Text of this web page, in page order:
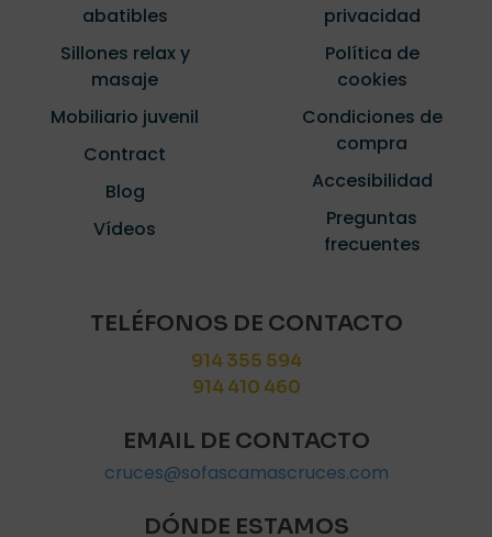
abatibles
Sillones relax y
masaje
Mobiliario juvenil
Contract
Blog
Vídeos
privacidad
Política de
cookies
Condiciones de
compra
Accesibilidad
Preguntas
frecuentes
TELÉFONOS DE CONTACTO
914 355 594
914 410 460
EMAIL DE CONTACTO
cruces@sofascamascruces.com
DÓNDE ESTAMOS